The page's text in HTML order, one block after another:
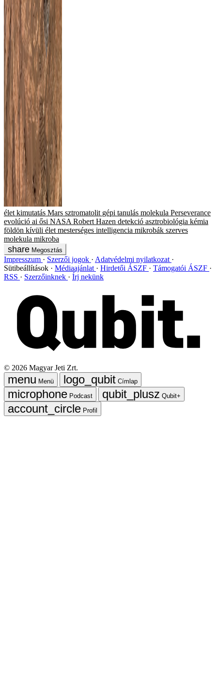
élet kimutatás Mars sztromatolit gépi tanulás molekula Perseverance
evolúció ai ősi NASA Robert Hazen detekció asztrobiológia kémia
földön kívüli élet mesterséges intelligencia mikrobák szerves
molekula mikroba
Megosztás
Impresszum Szerzői jogok
Adatvédelmi nyilatkozat
Sütibeállítások
Médiaajánlat Hirdetői ÁSZF
Támogatói ÁSZF
RSS
Szerzőinknek Írj nekünk
© 2026 Magyar Jeti Zrt.
Menü
Címlap
Podcast
Qubit+
Profil